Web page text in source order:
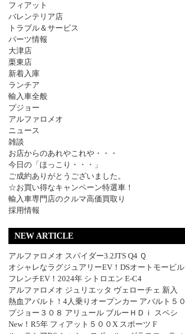
フィアット
バレンテリア店
トラブル＆サービス
パーツ情報
大津店
栗東店
新着入庫
ランチア
輸入車全般
プジョー
アルファロメオ
ニュース
雑談
お店からのあれやこれや・・・
今日の「ほっこり・・・」
ご成約ありがとうございました。
☆お買い得なキャンペーン特選車！
輸入車専門店のクルマ高価買取り
採用情報
NEW ARTICLE
アルファロメオ スパイダー3.2JTS Q4 Ｑ
オシャレなラグジュアリーEV！DSオートモービル
フレンチEV！2024年 シトロエン E-C4
アルファロメオ ジュリエッタ ヴェローチェ 新入
熱血アバルト！4人乗りオープンカー アバルト５０
プジョー３０８ アリュール ブルーＨＤｉ スペシ
New！R5年 フィアット５００X スポーツ F